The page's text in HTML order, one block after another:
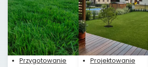
Przygotowanie
Projektowanie